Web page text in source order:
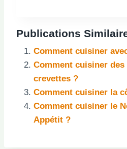
Publications
Comment cuisiner
Comment cuisiner
crevettes ?
Comment cuisiner la
Comment cuisiner le
Appétit ?